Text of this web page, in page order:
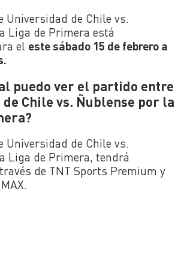
Universidad de Chile vs.
Liga de Primera está
el este sábado 15 de febrero a
puedo ver el partido entre
Chile vs. Ñublense por la
Universidad de Chile vs.
Liga de Primera, tendrá
de TNT Sports Premium y